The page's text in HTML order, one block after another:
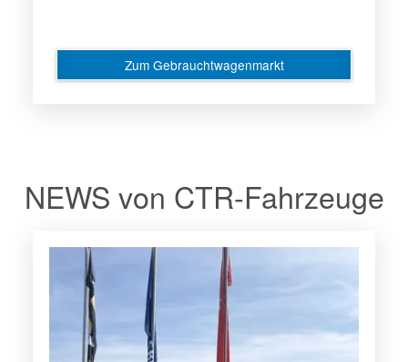
Zum Gebrauchtwagenmarkt
NEWS von CTR-Fahrzeuge